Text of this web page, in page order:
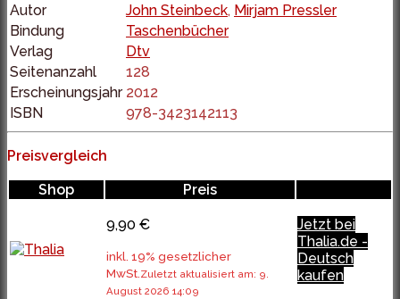
Autor
John Steinbeck, Mirjam Pressler
Bindung
Taschenbücher
Verlag
Dtv
Seitenanzahl
128
Erscheinungsjahr 2012
ISBN
978-3423142113
Preisvergleich
Shop
Preis
9,90 €
inkl. 19% gesetzlicher
MwSt.Zuletzt aktualisiert am: 9.
August 2026 14:09
Jetzt bei
Thalia.de -
Deutsch
kaufen